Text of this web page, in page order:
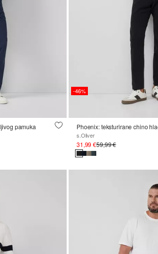
pamuka
-46%
s.Oliver
31,99 €59,99 €